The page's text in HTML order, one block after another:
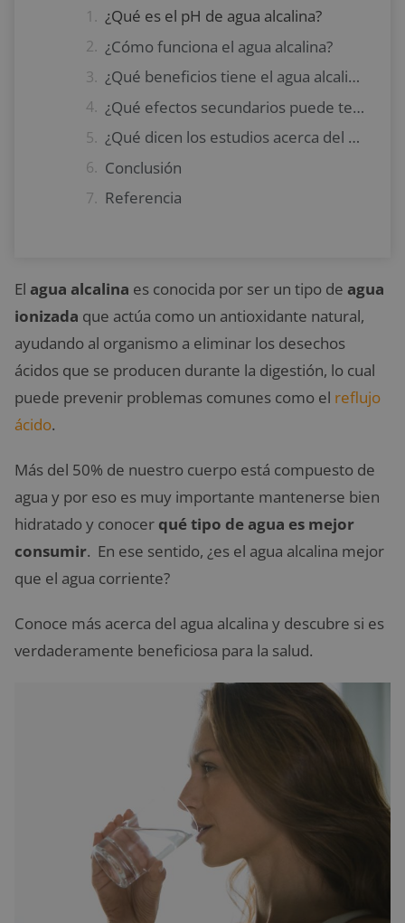
¿Qué es el pH de agua alcalina?
¿Cómo funciona el agua alcalina?
¿Qué beneficios tiene el agua alcalina?
¿Qué efectos secundarios puede tener el agua alcalina?
¿Qué dicen los estudios acerca del agua alcalina?
Conclusión
Referencia
El agua alcalina es conocida por ser un tipo de agua
ionizada que actúa como un antioxidante natural,
ayudando al organismo a eliminar los desechos
ácidos que se producen durante la digestión, lo cual
puede prevenir problemas comunes como el reflujo
ácido.
Más del 50% de nuestro cuerpo está compuesto de
agua y por eso es muy importante mantenerse bien
hidratado y conocer qué tipo de agua es mejor
consumir. En ese sentido, ¿es el agua alcalina mejor
que el agua corriente?
Conoce más acerca del agua alcalina y descubre si es
verdaderamente beneficiosa para la salud.